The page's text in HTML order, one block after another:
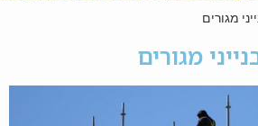
מגורים
מגורים